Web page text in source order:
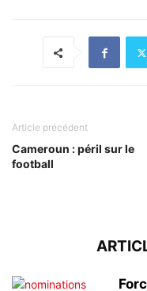
Article précédent
Cameroun : péril sur le
football